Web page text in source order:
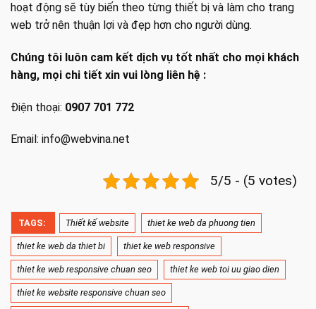
hoạt động sẽ tùy biến theo từng thiết bị và làm cho trang
web trở nên thuận lợi và đẹp hơn cho người dùng.
Chúng tôi luôn cam kết dịch vụ tốt nhất cho mọi khách
hàng, mọi chi tiết xin vui lòng liên hệ :
Điện thoại: 0907 701 772
Email: info@webvina.net
5/5 - (5 votes)
TAGS: Thiết kế website thiet ke web da phuong tien
thiet ke web da thiet bi thiet ke web responsive
thiet ke web responsive chuan seo thiet ke web toi uu giao dien
thiet ke website responsive chuan seo